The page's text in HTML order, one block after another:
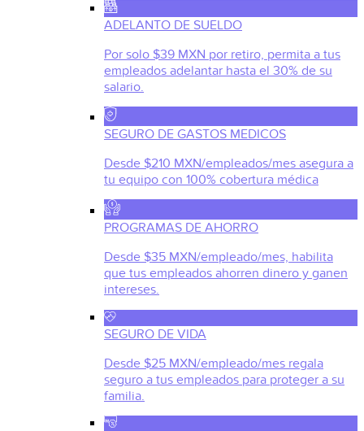
ADELANTO DE SUELDO
Por solo $39 MXN por retiro, permita a tus
empleados adelantar hasta el 30% de su
salario.
SEGURO DE GASTOS MEDICOS
Desde $210 MXN/empleados/mes asegura a
tu equipo con 100% cobertura médica
PROGRAMAS DE AHORRO
Desde $35 MXN/empleado/mes, habilita
que tus empleados ahorren dinero y ganen
intereses.
SEGURO DE VIDA
Desde $25 MXN/empleado/mes regala
seguro a tus empleados para proteger a su
familia.